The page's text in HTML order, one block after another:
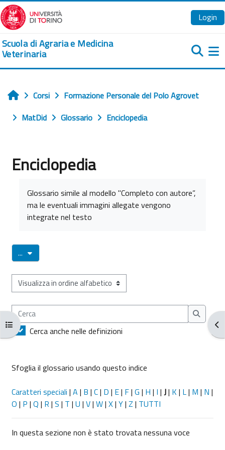
Vai al contenuto principale
Login
Scuola di Agraria e Medicina
Veterinaria
Apri indice del corso
Home
Corsi
Formazione Personale del Polo Agrovet
MatDid
Glossario Enciclopedia
Enciclopedia
Glossario simile al modello "Completo con autore”,
ma le eventuali immagini allegate vengono
integrate nel testo
... Esporta voci
Sfoglia il glossario usando questo indice
Cerca
Cerca
Cerca anche nelle definizioni
Sfoglia il glossario usando questo indice
Caratteri speciali | A | B | C| D | E| F| G | H | I | J| K | L| M | N |
O | P | Q | R | S | T | U | V| W| X| Y| Z | TUTTI
In questa sezione non è stato trovata nessuna voce